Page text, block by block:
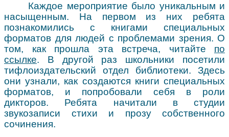
Каждое мероприятие было уникальным и
насыщенным. На первом из них ребята
познакомились с книгами специальных
форматов для людей с проблемами зрения. О
том, как прошла эта встреча, читайте по
ссылке. В другой раз школьники посетили
тифлоиздательский отдел библиотеки. Здесь
они узнали, как создаются книги специальных
форматов, и попробовали себя в роли
дикторов. Ребята начитали в студии
звукозаписи стихи и прозу собственного
сочинения.